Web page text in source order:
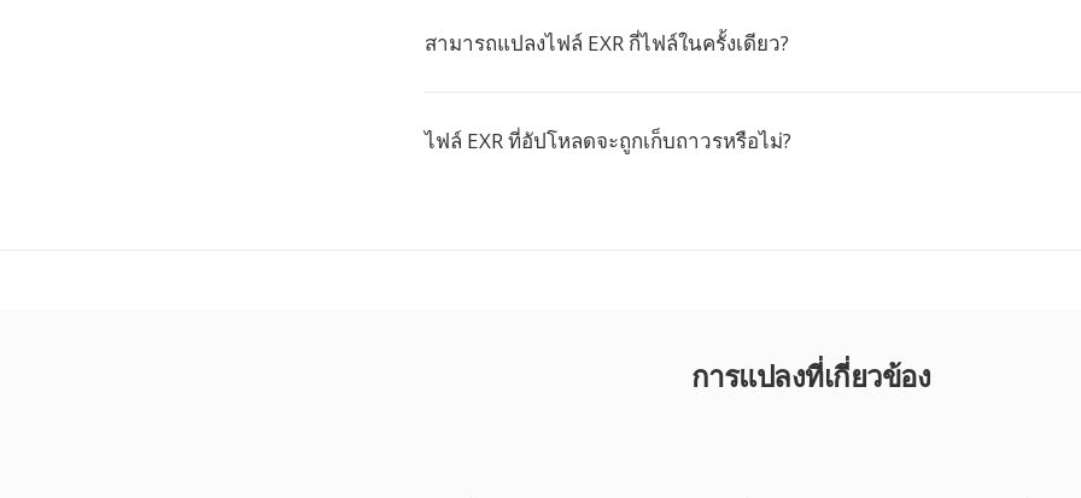
สามารถแปลงไฟล์ EXR กี่ไฟล์ในครั้งเดียว?
ไฟล์ EXR ที่อัปโหลดจะถูกเก็บถาวรหรือไม่?
การแปลงที่เกี่ยวข้อง